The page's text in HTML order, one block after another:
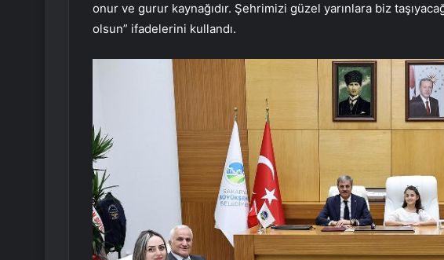
onur ve gurur kaynağıdır. Şehrimizi güzel yarınlara biz
olsun” ifadelerini kullandı.